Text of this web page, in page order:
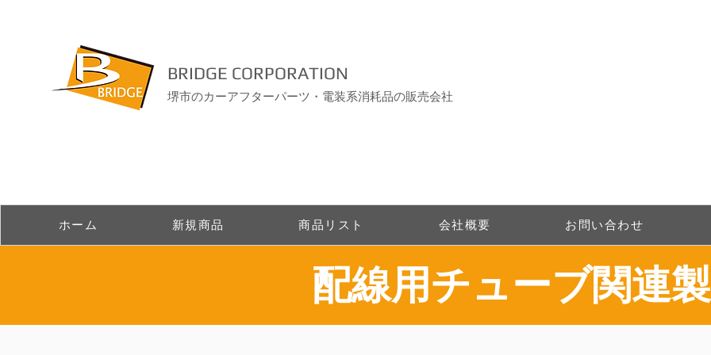
BRIDGE CORPORATION
堺市のカーアフターパーツ・電装系消耗品の販売会社
ホーム 新規商品 商品リスト 会社概要 お問い合わせ
配線用チューブ関連